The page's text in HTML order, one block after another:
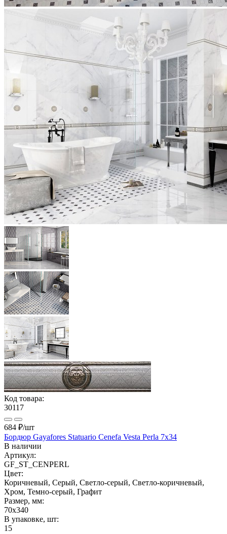
Код товара:
30117
684 ₽/шт
Бордюр Gayafores Statuario Cenefa Vesta Perla 7x34
В наличии
Артикул:
GF_ST_CENPERL
Цвет:
Коричневый, Серый, Светло-серый, Светло-коричневый,
Хром, Темно-серый, Графит
Размер, мм:
70x340
В упаковке, шт:
15